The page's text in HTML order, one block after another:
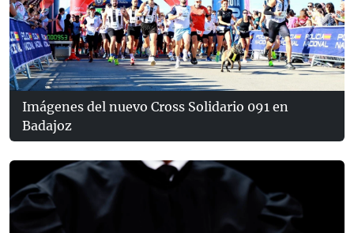
Imágenes del nuevo Cross Solidario 091 en
Badajoz